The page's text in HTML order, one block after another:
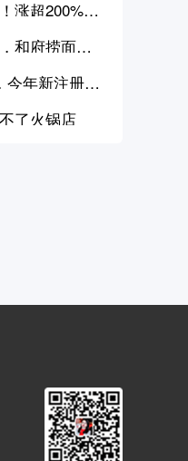
涨超200%，
和府捞面李
今年新注册相
了火锅店